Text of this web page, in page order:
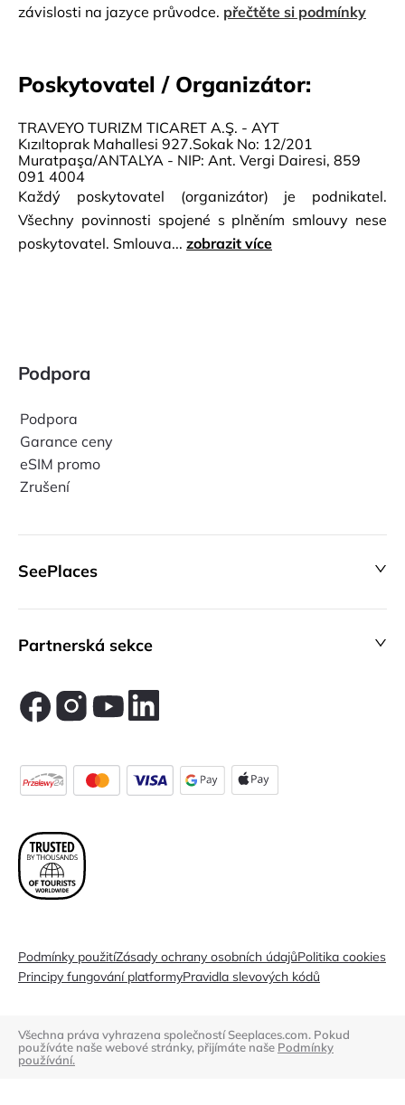
závislosti na jazyce průvodce. přečtěte si podmínky
Poskytovatel / Organizátor:
TRAVEYO TURIZM TICARET A.Ş. - AYT
Kızıltoprak Mahallesi 927.Sokak No: 12/201
Muratpaşa/ANTALYA - NIP: Ant. Vergi Dairesi, 859
091 4004
Každý poskytovatel (organizátor) je podnikatel.
Všechny povinnosti spojené s plněním smlouvy nese
poskytovatel. Smlouva... zobrazit více
Podpora
Podpora
Garance ceny
eSIM promo
Zrušení
SeePlaces
Partnerská sekce
Podmínky použitíZásady ochrany osobních údajůPolitika cookies
Principy fungování platformyPravidla slevových kódů
Všechna práva vyhrazena společností Seeplaces.com. Pokud
používáte naše webové stránky, přijímáte naše Podmínky
používání.